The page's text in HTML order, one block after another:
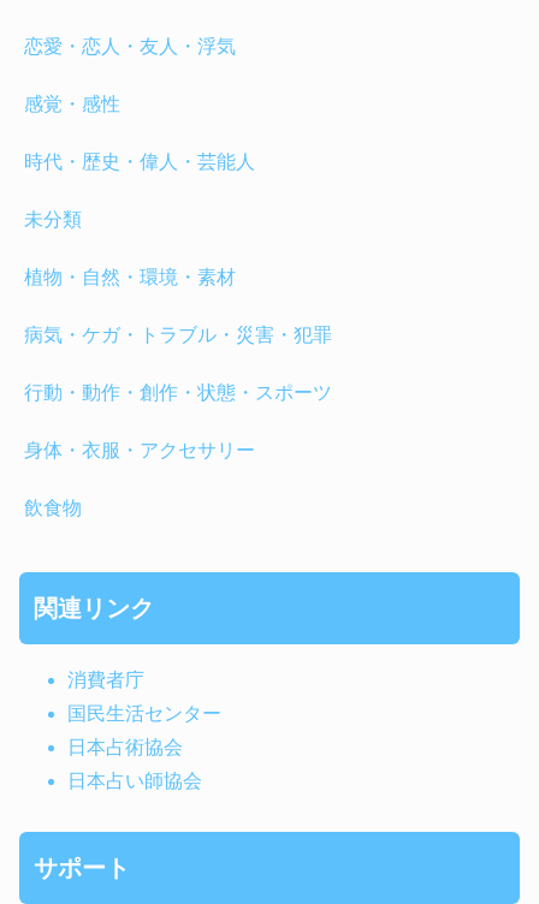
恋愛・恋人・友人・浮気
感覚・感性
時代・歴史・偉人・芸能人
未分類
植物・自然・環境・素材
病気・ケガ・トラブル・災害・犯罪
行動・動作・創作・状態・スポーツ
身体・衣服・アクセサリー
飲食物
関連リンク
消費者庁
国民生活センター
日本占術協会
日本占い師協会
サポート